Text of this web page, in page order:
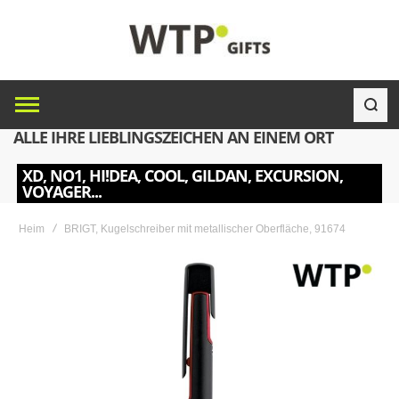
ALLE IHRE LIEBLINGSZEICHEN AN EINEM ORT
XD, NO1, HI!DEA, COOL, GILDAN, EXCURSION,
VOYAGER...
Heim BRIGT, Kugelschreiber mit metallischer Oberfläche, 91674